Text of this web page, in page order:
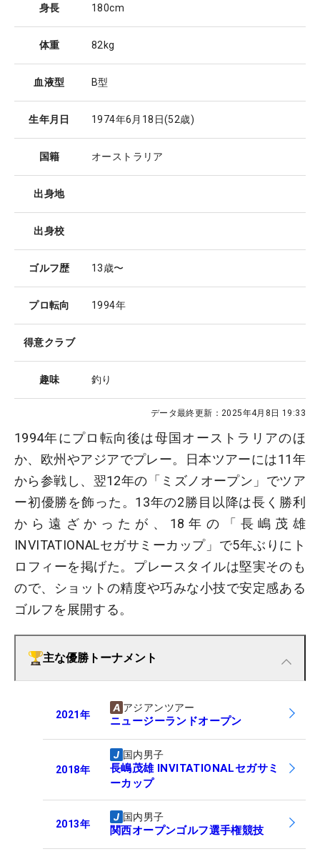
身長 180cm
体重 82kg
血液型 B型
生年月日 1974年6月18日(52歳)
国籍 オーストラリア
出身地
出身校
ゴルフ歴 13歳〜
プロ転向 1994年
得意クラブ
趣味 釣り
データ最終更新： 2025年4月8日 19:33
1994年にプロ転向後は母国オーストラリアのほ
か、欧州やアジアでプレー。日本ツアーには11年
から参戦し、翌12年の「ミズノオープン」でツア
ー初優勝を飾った。13年の2勝目以降は長く勝利
から遠ざかったが、18年の「長嶋茂雄
INVITATIONALセガサミーカップ」で5年ぶりにト
ロフィーを掲げた。プレースタイルは堅実そのも
ので、ショットの精度や巧みな小技で安定感ある
ゴルフを展開する。
主な優勝トーナメント
2021年
アジアンツアー
ニュージーランドオープン
2018年
国内男子
長嶋茂雄 INVITATIONALセガサミ
ーカップ
2013年
国内男子
関西オープンゴルフ選手権競技